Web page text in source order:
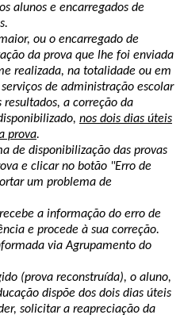
alunos e encarregados de
ou o encarregado de
da prova que lhe foi enviada
realizada, na totalidade ou em
de administração escolar
a correção da
nos dois dias úteis
prova.
de disponibilização das provas
e clicar no botão "Erro de
um problema de
a informação do erro de
e procede à sua correção.
via Agrupamento do
(prova reconstruída), o aluno,
dispõe dos dois dias úteis
solicitar a reapreciação da